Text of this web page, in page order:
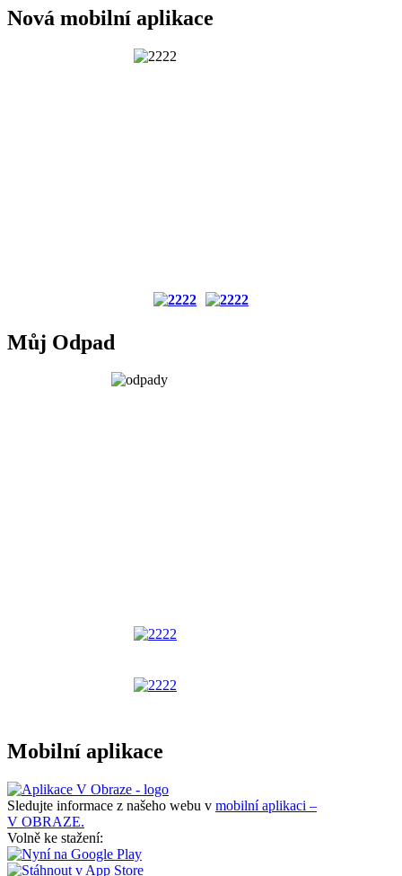
Nová mobilní aplikace
Můj Odpad
Mobilní aplikace
Sledujte informace z našeho webu v mobilní aplikaci –
V OBRAZE.
Volně ke stažení: